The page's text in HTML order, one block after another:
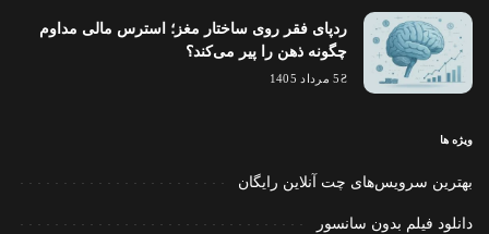
ردپای فقر روی ساختار مغز؛ استرس مالی مداوم
چگونه ذهن را پیر می‌کند؟
5 مرداد 1405
ویژه ها
بهترین سرویس‌های چت آنلاین رایگان
دانلود فیلم بدون سانسور